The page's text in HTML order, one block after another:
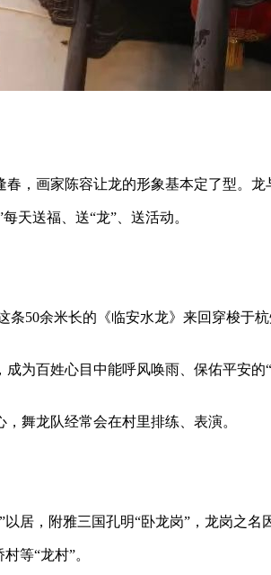
，画家陈容让龙的形象基本定了型。
天送福、送“龙”、送活动。
50余米长的《临安水龙》来回穿梭于
为百姓心目中能呼风唤雨、保佑平安
舞龙队经常会在村里排练、表演。
居，附雅三国孔明“卧龙岗”，龙岗之名
等“龙村”。